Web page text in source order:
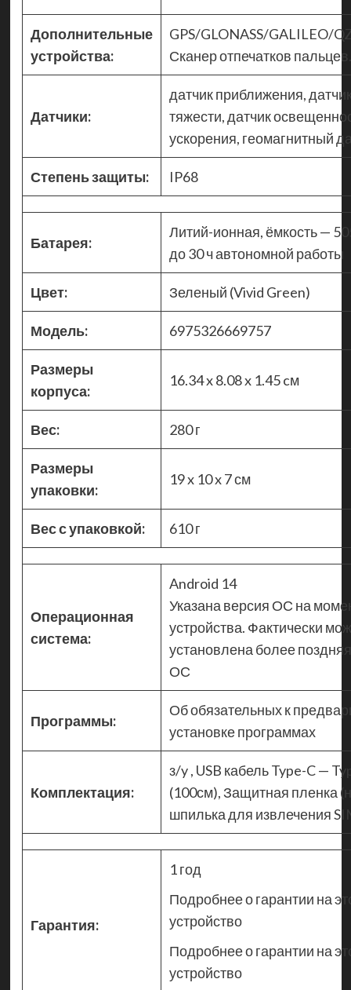
Дополнительные
устройства:
GPS/GLONASS/GALILEO/
Сканер отпечатков
Датчики:
датчик приближения,
тяжести, датчик
ускорения, геомагнитный
Степень защиты: IP68
Батарея:
Литий-ионная, ёмкость —
до 30 ч автономной работы
Цвет: Зеленый (Vivid Green)
Модель: 6975326669757
Размеры
корпуса:
16.34 x 8.08 x 1.45 cм
Вес: 280 г
Размеры
упаковки:
19 x 10 x 7 см
Вес с упаковкой: 610 г
Операционная
система:
Android 14
Указана версия ОС на
устройства. Фактически
установлена более
ОС
Программы:
Об обязательных к
установке программах
Комплектация:
з/y , USB кабель Type-C —
(100см), Защитная пленка
шпилька для извлечения
Гарантия:
1 год
Подробнее о гарантии на
устройство
Подробнее о гарантии на
устройство